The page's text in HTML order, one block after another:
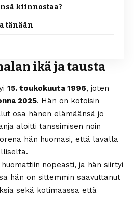
kiinnostaa?
tänään
ikä ja tausta
15. toukokuuta 1996, joten
2025. Hän on kotoisin
osa hänen elämäänsä jo
aloitti tanssimisen noin
hän huomasi, että lavalla
nopeasti, ja hän siirtyi
hän on sittemmin saavuttanut
sekä kotimaassa että